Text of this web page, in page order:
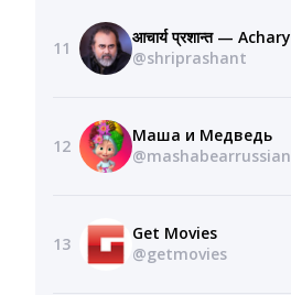
11
@shriprashant
12
Маша и Медведь
@mashabearrussian
13
Get Movies
@getmovies